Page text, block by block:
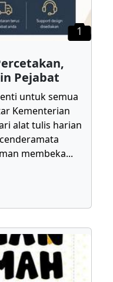
1
Pejabat
untuk semua
Kementerian
alat tulis harian
membeka...